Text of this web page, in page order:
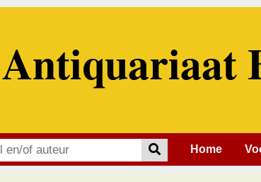
Antiquariaat
Home